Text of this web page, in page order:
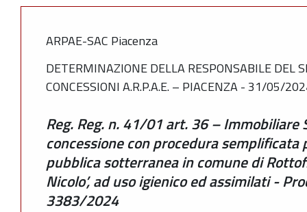
ARPAE-SAC Piacenza
DETERMINAZIONE DELLA RESPONSABILE DEL
CONCESSIONI A.R.P.A.E. – PIACENZA - 31/05/
Reg. Reg. n. 41/01 art. 36 – Immobiliare
concessione con procedura semplificata
pubblica sotterranea in comune di
Nicolo’, ad uso igienico ed assimilati -
3383/2024